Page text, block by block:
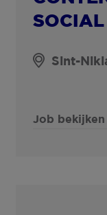
SOCIAL
Sint-
Job bekijken